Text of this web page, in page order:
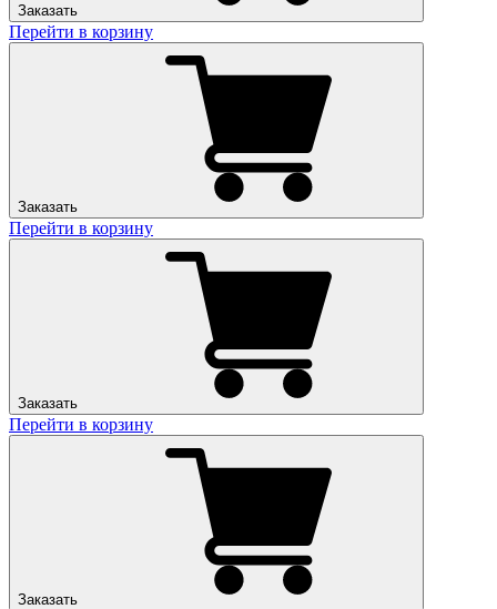
Заказать
Перейти в корзину
Заказать
Перейти в корзину
Заказать
Перейти в корзину
Заказать